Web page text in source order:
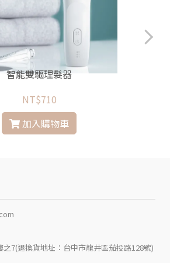
智能雙驅理髮器
NT$710
加入購物車
7(退換貨地址：台中市龍井區茄投路128號)